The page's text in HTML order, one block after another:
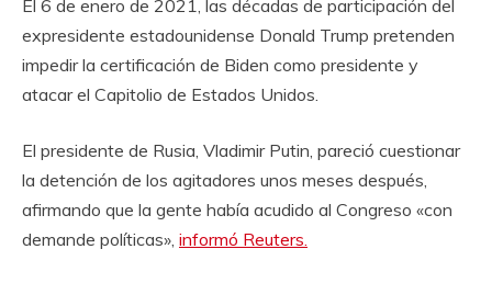
El 6 de enero de 2021, las décadas de participación del
expresidente estadounidense Donald Trump pretenden
impedir la certificación de Biden como presidente y
atacar el Capitolio de Estados Unidos.
El presidente de Rusia, Vladimir Putin, pareció cuestionar
la detención de los agitadores unos meses después,
afirmando que la gente había acudido al Congreso «con
demande políticas», informó Reuters.